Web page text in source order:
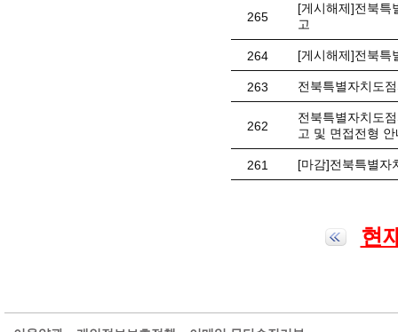
265
[게시해제]전북특
고
264 [게시해제]전북특
263 전북특별자치도
262
전북특별자치도
고 및 면접전형 안
261 [마감]전북특별자
현